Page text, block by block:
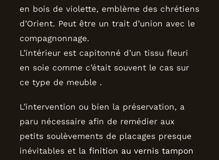
en bois de violette, emblème des chrétiens
d’Orient. Peut être un trait d’union avec le
compagnonnage.
L’intérieur est capitonné d’un tissu fleuri
en soie comme c’était souvent le cas sur
ce type de meuble .
L’intervention ou bien la préservation, a
paru nécessaire afin de remédier aux
petits soulèvements de placages presque
inévitables et la finition au vernis tampon